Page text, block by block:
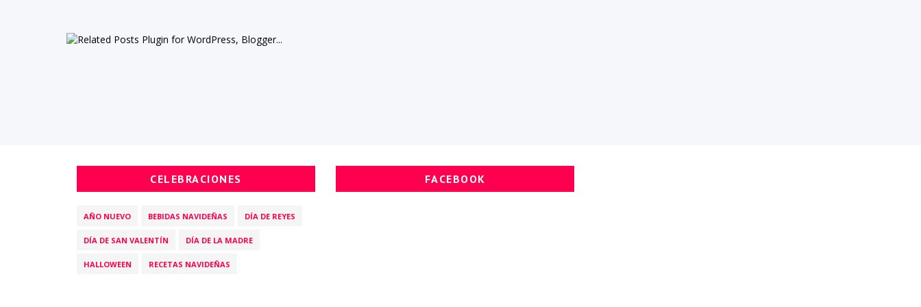
CELEBRACIONES
AÑO NUEVO BEBIDAS NAVIDEÑAS DÍA DE REYES
DÍA DE SAN VALENTÍN DÍA DE LA MADRE
HALLOWEEN RECETAS NAVIDEÑAS
FACEBOOK